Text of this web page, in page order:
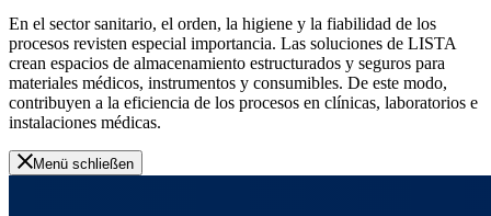
En el sector sanitario, el orden, la higiene y la fiabilidad de los
procesos revisten especial importancia. Las soluciones de LISTA
crean espacios de almacenamiento estructurados y seguros para
materiales médicos, instrumentos y consumibles. De este modo,
contribuyen a la eficiencia de los procesos en clínicas, laboratorios e
instalaciones médicas.
Menü schließen